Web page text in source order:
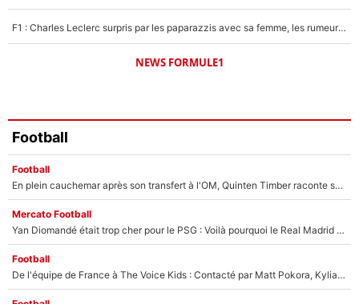
F1 : Charles Leclerc surpris par les paparazzis avec sa femme, les rumeurs étaient vraies !
NEWS FORMULE1
Football
Football
En plein cauchemar après son transfert à l'OM, Quinten Timber raconte ses doutes après sa signature à Marseille
Mercato Football
Yan Diomandé était trop cher pour le PSG : Voilà pourquoi le Real Madrid a accepté de payer la somme record de 140M€ pour boucler son transfert !
Football
De l'équipe de France à The Voice Kids : Contacté par Matt Pokora, Kylian Mbappé a accepté de jouer un rôle inédit sur TF1 !